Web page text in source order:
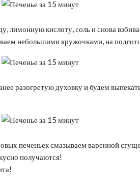
лимонную кислоту, соль и снова
небольшими кружочками, на
разогретую духовку и будем
печеньек смазываем варенной
получаются!